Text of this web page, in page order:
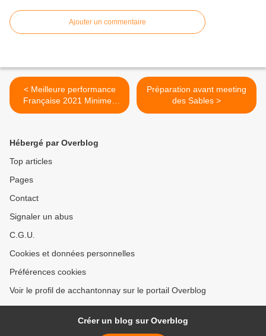
Ajouter un commentaire
< Meilleure performance
Française 2021 Minimes
sur 1000m pour Alan
Préparation avant meeting
des Sables >
Hébergé par Overblog
Top articles
Pages
Contact
Signaler un abus
C.G.U.
Cookies et données personnelles
Préférences cookies
Voir le profil de acchantonnay sur le portail Overblog
Créer un blog sur Overblog